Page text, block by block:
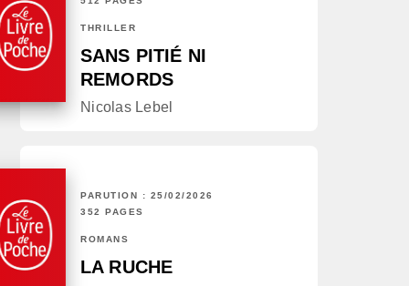
THRILLER
SANS PITIÉ NI
REMORDS
Nicolas Lebel
PARUTION : 25/02/2026
352 PAGES
ROMANS
LA RUCHE